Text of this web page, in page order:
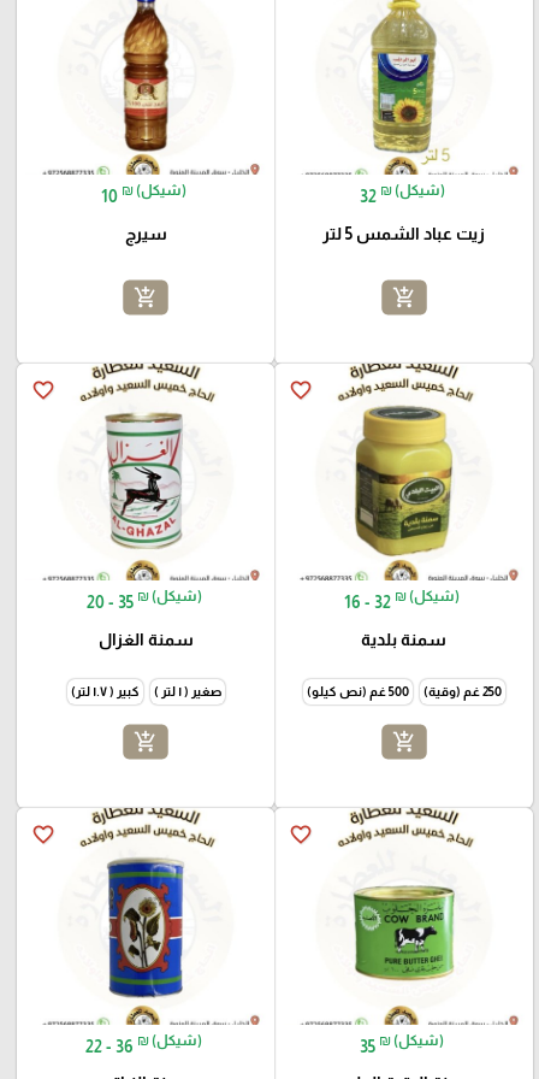
32 ₪ (شيكل)
زيت عباد الشمس 5 لتر
add_shopping_cart
10 ₪ (شيكل)
سيرج
add_shopping_cart
favorite_border
16 - 32 ₪ (شيكل)
سمنة بلدية
250 غم (وقية) 500 غم (نص كيلو)
add_shopping_cart
favorite_border
20 - 35 ₪ (شيكل)
سمنة الغزال
صغير ( ١ لتر ) كبير ( ١.٧ لتر)
add_shopping_cart
favorite_border
35 ₪ (شيكل)
favorite_border
22 - 36 ₪ (شيكل)